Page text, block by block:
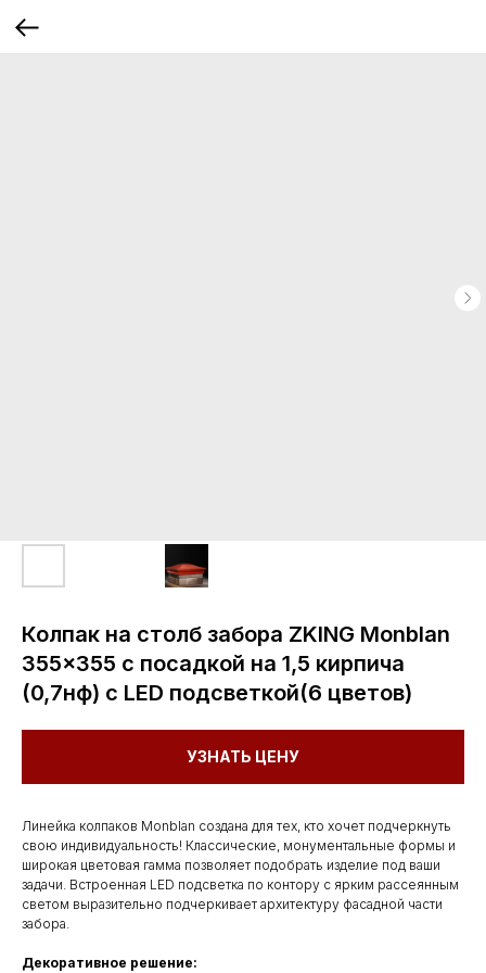
Колпак на столб забора ZKING Monblan
355x355 с посадкой на 1,5 кирпича
(0,7нф) с LED подсветкой(6 цветов)
УЗНАТЬ ЦЕНУ
Линейка колпаков Monblan создана для тех, кто хочет подчеркнуть
свою индивидуальность! Классические, монументальные формы и
широкая цветовая гамма позволяет подобрать изделие под ваши
задачи. Встроенная LED подсветка по контору с ярким рассеянным
светом выразительно подчеркивает архитектуру фасадной части
забора.
Декоративное решение: